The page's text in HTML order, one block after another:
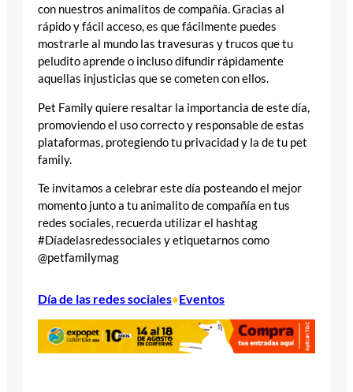
con nuestros animalitos de compañía. Gracias al
rápido y fácil acceso, es que fácilmente puedes
mostrarle al mundo las travesuras y trucos que tu
peludito aprende o incluso difundir rápidamente
aquellas injusticias que se cometen con ellos.
Pet Family quiere resaltar la importancia de este día,
promoviendo el uso correcto y responsable de estas
plataformas, protegiendo tu privacidad y la de tu pet
family.
Te invitamos a celebrar este día posteando el mejor
momento junto a tu animalito de compañía en tus
redes sociales, recuerda utilizar el hashtag
#Díadelasredessociales y etiquetarnos como
@petfamilymag
Día de las redes sociales•Eventos